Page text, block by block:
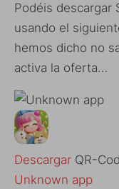
Podéis descargar
usando el
hemos dicho no
activa la oferta…
Descargar QR-
Unknown app